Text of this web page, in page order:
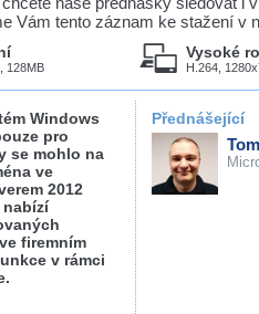
Vám tento záznam ke stažení v
128MB
Vysoké
H.264,
Windows
pro
se mohlo na
ve
2012
nabízí
firemním
v rámci
Přednášející